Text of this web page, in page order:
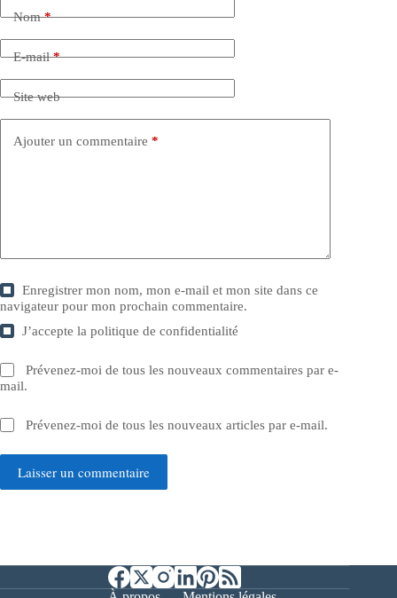
Nom*
E-mail*
Site web
Ajouter un commentaire *
Enregistrer mon nom, mon e-mail et mon site dans ce
navigateur pour mon prochain commentaire.
J’accepte lapolitique de confidentialité
Prévenez-moi de tous les nouveaux commentaires par e-
mail.
Prévenez-moi de tous les nouveaux articles par e-mail.
Laisser un commentaire